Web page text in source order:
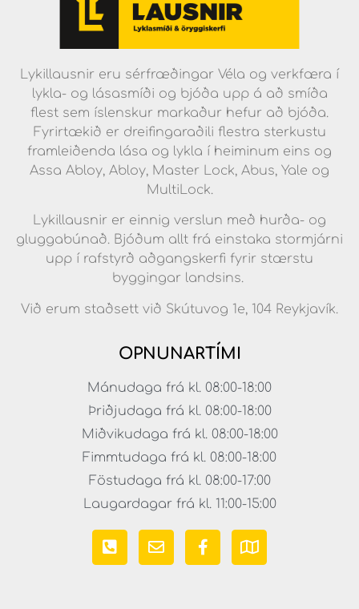
Lykillausnir eru sérfræðingar Véla og verkfæra í
lykla- og lásasmíði og bjóða upp á að smíða
flest sem íslenskur markaður hefur að bjóða.
Fyrirtækið er dreifingaraðili flestra sterkustu
framleiðenda lása og lykla í heiminum eins og
Assa Abloy, Abloy, Master Lock, Abus, Yale og
MultiLock.
Lykillausnir er einnig verslun með hurða- og
gluggabúnað. Bjóðum allt frá einstaka stormjárni
upp í rafstyrð aðgangskerfi fyrir stærstu
byggingar landsins.
Við erum staðsett við Skútuvog 1e, 104 Reykjavík.
OPNUNARTÍMI
Mánudaga frá kl. 08:00-18:00
Þriðjudaga frá kl. 08:00-18:00
Miðvikudaga frá kl. 08:00-18:00
Fimmtudaga frá kl. 08:00-18:00
Föstudaga frá kl. 08:00-17:00
Laugardagar frá kl. 11:00-15:00